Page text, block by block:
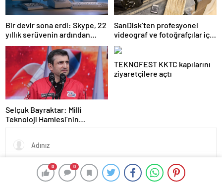
0 0
Bir devir sona erdi: Skype, 22
yıllık serüvenin ardından
SanDisk’ten profesyonel
videograf ve fotoğrafçılar için
Selçuk Bayraktar: Milli
Teknoloji Hamlesi’nin
meydanı
TEKNOFEST KKTC kapılarını
ziyaretçilere açtı